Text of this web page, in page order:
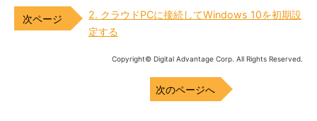
2. クラウドPCに接続してWindows 10を初期設
定する
Copyright© Digital Advantage Corp. All Rights Reserved.
次のページへ